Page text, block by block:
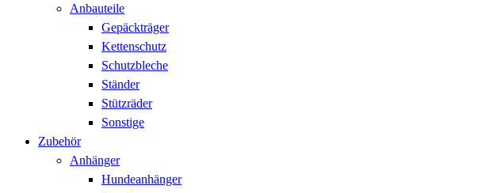
Anbauteile
Gepäckträger
Kettenschutz
Schutzbleche
Ständer
Stützräder
Sonstige
Zubehör
Anhänger
Hundeanhänger